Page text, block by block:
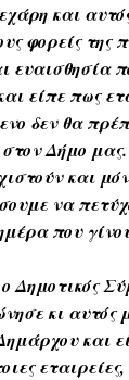
και
φορείς της
ευαισθησία
είπε πως
δεν θα
Δήμο μας.
και
να
που
Δημοτικός
κι αυτός
και
εταιρείες,